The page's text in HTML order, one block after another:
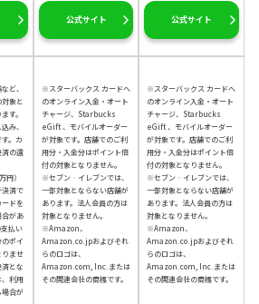
公式サイト 公式サイト
ど、
象と
す。
み、
。カ
の還
円）
決済で
ドを
があ
払い
ポイ
りませ
とな
、利用
合が
※スターバックス カードへ
のオンライン入金・オート
チャージ、Starbucks
eGift 、モバイルオーダー
が対象です。店舗でのご利
用分・入金分はポイント倍
付の対象となりません。
※セブン‐イレブンでは、
一部対象とならない店舗が
あります。法人会員の方は
対象となりません。
※Amazon、
Amazon.co.jpおよびそれ
らのロゴは、
Amazon.com, Inc.または
その関連会社の商標です。
※スターバックス カードへ
のオンライン入金・オート
チャージ、Starbucks
eGift 、モバイルオーダー
が対象です。店舗でのご利
用分・入金分はポイント倍
付の対象となりません。
※セブン‐イレブンでは、
一部対象とならない店舗が
あります。法人会員の方は
対象となりません。
※Amazon、
Amazon.co.jpおよびそれ
らのロゴは、
Amazon.com, Inc.または
その関連会社の商標です。